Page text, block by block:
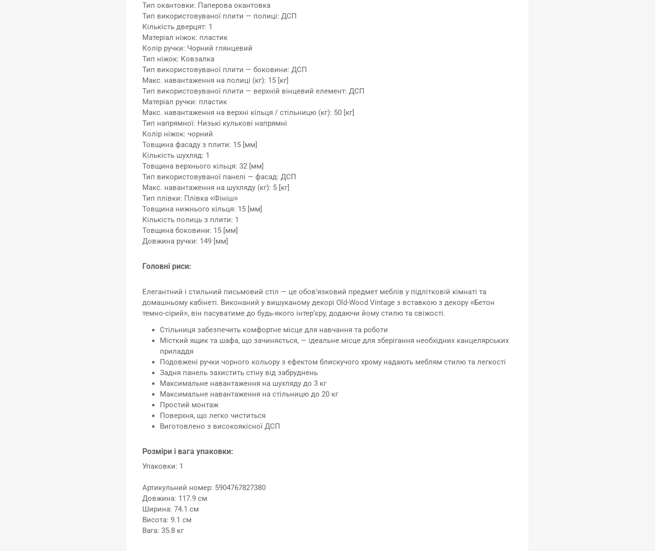
Тип окантовки: Паперова окантовка
Тип використовуваної плити — полиці: ДСП
Кількість дверцят: 1
Матеріал ніжок: пластик
Колір ручки: Чорний глянцевий
Тип ніжок: Ковзалка
Тип використовуваної плити — боковини: ДСП
Макс. навантаження на полиці (кг): 15 [кг]
Тип використовуваної плити — верхній вінцевий елемент: ДСП
Матеріал ручки: пластик
Макс. навантаження на верхні кільця / стільницю (кг): 50 [кг]
Тип напрямної: Низькі кулькові напрямні
Колір ніжок: чорний
Товщина фасаду з плити: 15 [мм]
Кількість шухляд: 1
Товщина верхнього кільця: 32 [мм]
Тип використовуваної панелі — фасад: ДСП
Макс. навантаження на шухляду (кг): 5 [кг]
Тип плівки: Плівка «Фініш»
Товщина нижнього кільця: 15 [мм]
Кількість полиць з плити: 1
Товщина боковини: 15 [мм]
Довжина ручки: 149 [мм]
Головні риси:
Елегантний і стильний письмовий стіл — це обов’язковий предмет меблів у підлітковій кімнаті та
домашньому кабінеті. Виконаний у вишуканому декорі Old-Wood Vintage з вставкою з декору «Бетон
темно-сірий», він пасуватиме до будь-якого інтер’єру, додаючи йому стилю та свіжості.
Стільниця забезпечить комфортне місце для навчання та роботи
Місткий ящик та шафа, що зачиняється, — ідеальне місце для зберігання необхідних канцелярських
приладдя
Подовжені ручки чорного кольору з ефектом блискучого хрому надають меблям стилю та легкості
Задня панель захистить стіну від забруднень
Максимальне навантаження на шухляду до 3 кг
Максимальне навантаження на стільницю до 20 кг
Простий монтаж
Поверхня, що легко чиститься
Виготовлено з високоякісної ДСП
Розміри і вага упаковки:
Упаковки: 1
Артикульний номер: 5904767827380
Довжина: 117.9 см
Ширина: 74.1 см
Висота: 9.1 см
Вага: 35.8 кг